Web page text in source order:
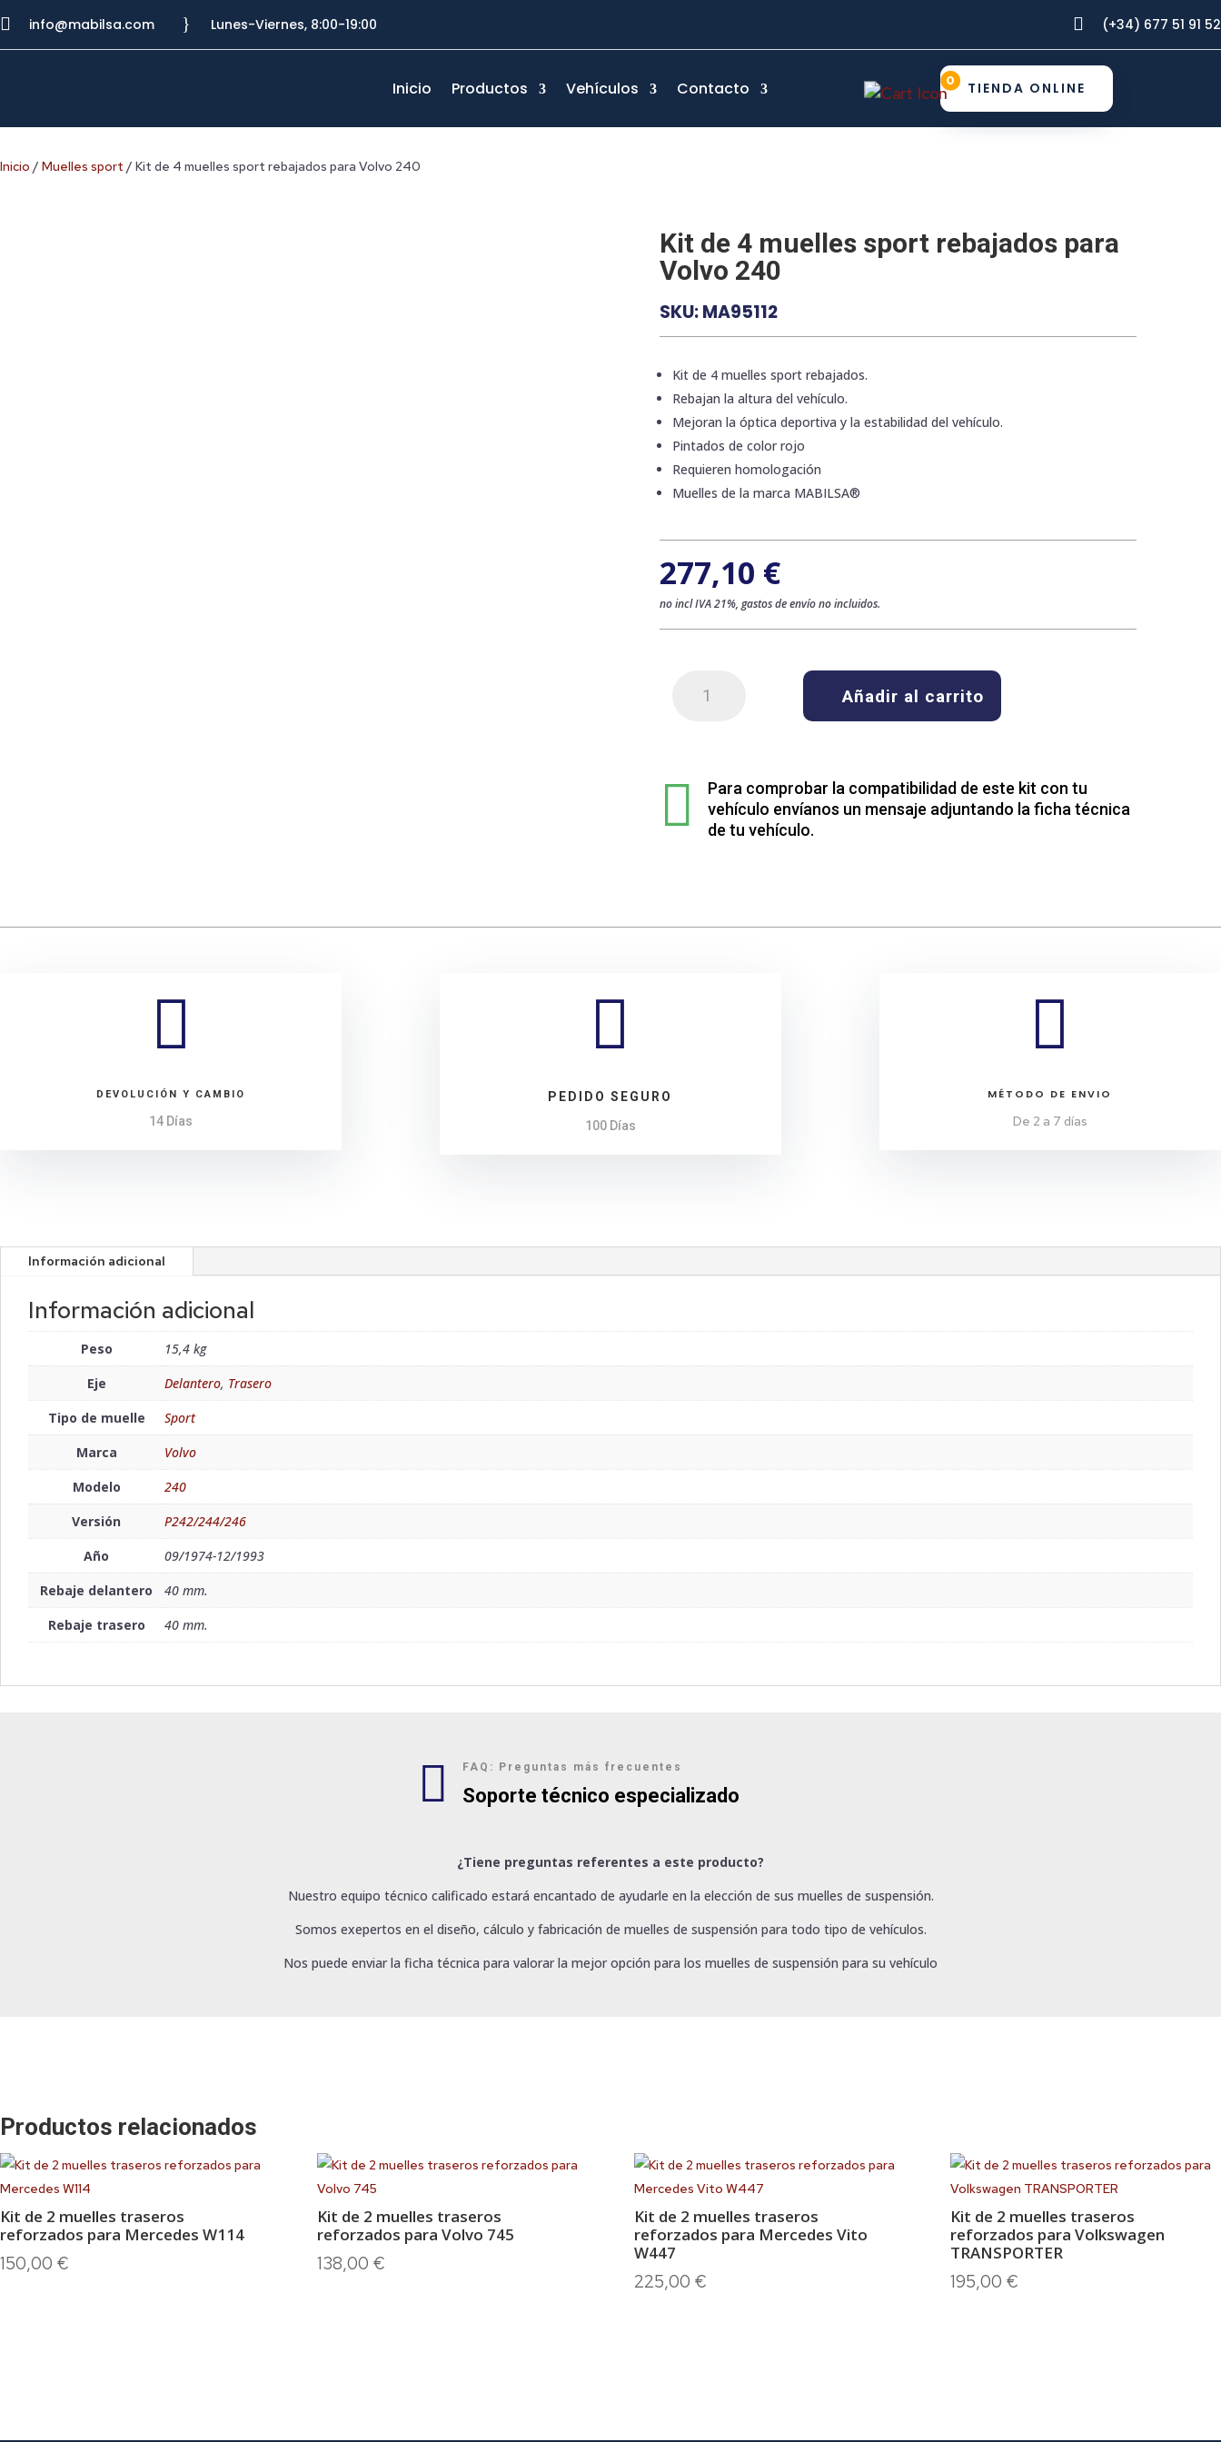
 info@mabilsa.com } Lunes-Viernes, 8:00-19:00  (+34) 677 51 91 52
Inicio Productos Vehículos Contacto TIENDA ONLINE
0
Inicio / Muelles sport / Kit de 4 muelles sport rebajados para Volvo 240
Kit de 4 muelles sport rebajados para
Volvo 240
SKU:MA95112
Kit de 4 muelles sport rebajados.
Rebajan la altura del vehículo.
Mejoran la óptica deportiva y la estabilidad del vehículo.
Pintados de color rojo
Requieren homologación
Muelles de la marca MABILSA®
277,10 €
no incl IVA 21%, gastos de envío no incluidos.
rebajados
Volvo
Añadir al carrito

Para comprobar la compatibilidad de este kit con tu
vehículo envíanos un mensaje adjuntando la ficha técnica
de tu vehículo.

DEVOLUCIÓN Y CAMBIO
14 Días

PEDIDO SEGURO
100 Días

MÉTODO DE ENVIO
De 2 a 7 días
Información adicional
Información adicional
Peso
15,4 kg
Eje
Delantero, Trasero
Tipo de muelle
Sport
Marca
Volvo
Modelo
240
Versión
P242/244/246
Año
09/1974-12/1993
Rebaje delantero
40 mm.
Rebaje trasero
40 mm.
 FAQ: Preguntas más frecuentes
Soporte técnico especializado
¿Tiene preguntas referentes a este producto?
Nuestro equipo técnico calificado estará encantado de ayudarle en la elección de sus muelles de suspensión.
Somos exepertos en el diseño, cálculo y fabricación de muelles de suspensión para todo tipo de vehículos.
Nos puede enviar la ficha técnica para valorar la mejor opción para los muelles de suspensión para su vehículo
Productos relacionados
Kit de 2 muelles traseros
reforzados para Mercedes W114
150,00 €
Kit de 2 muelles traseros
reforzados para Volvo 745
138,00 €
Kit de 2 muelles traseros
reforzados para Mercedes Vito
W447
225,00 €
Kit de 2 muelles traseros
reforzados para Volkswagen
TRANSPORTER
195,00 €